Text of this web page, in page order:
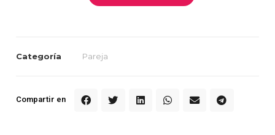
Categoría Pareja
Compartir en